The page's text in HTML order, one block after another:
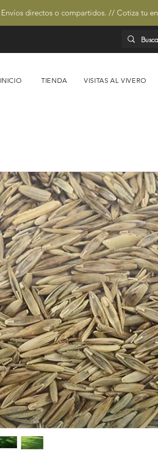
Envíos directos o compartidos. // Cotiza tu
INICIO TIENDA VISITAS AL VIVERO